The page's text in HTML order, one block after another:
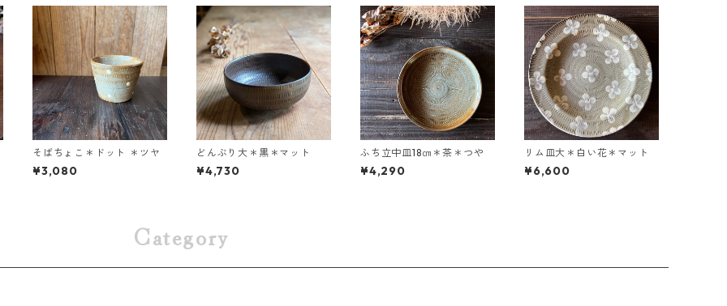
そばちょこ＊ドット ＊ツヤ
¥3,080
どんぶり大＊黒＊マット
¥4,730
ふち立中皿18㎝＊茶＊つや
¥4,290
リム皿大＊白い花＊マット
¥6,600
Category